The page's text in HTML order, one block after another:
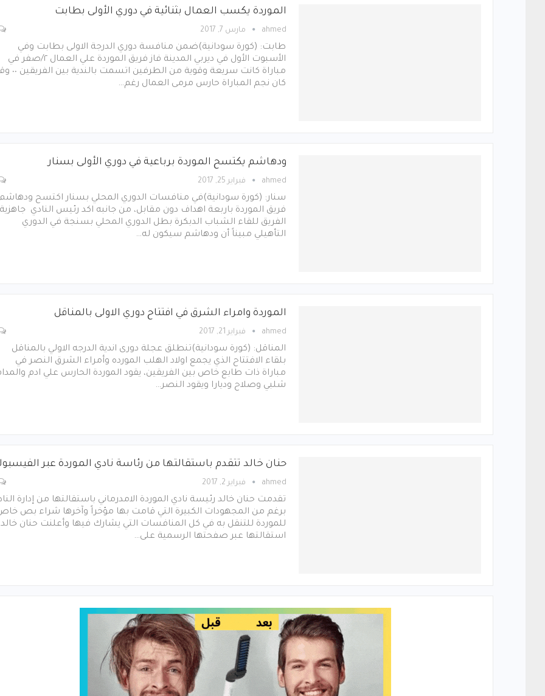
الموردة يكسب العمال بثنائية في دوري الأولى بطابت
ahmed مارس 7, 2017
طابت: (كورة سودانية)ضمن منافسة دوري الدرجة الاولى بطابت وفي
الأسبوت الأول في ديربي المدينة فاز فريق الموردة علي العمال ٢/صفر في
مباراة كانت سريعة وقوية من الطرفين
كان نجم المباراة حارس مرمى العمال رغم…
ودهاشم يكتسح الموردة برباعية في دوري الأولى بسنار
ahmed فبراير 25, 2017
سنار: (كورة سودانية)في منافسات الدوري المحلي بسنار اكتسح
فريق الموردة باربعة اهداف دون مقابل، من جانبه اكد رئيس النادي جاهزية
الفريق للقاء الشباب الدبكرة بطل الدوري المحلي بسنجة في الدوري
التأهيلي مبيناً أن ودهاشم سيكون له…
الموردة وامراء الشرق في افتتاح دوري الاولى بالمناقل
ahmed فبراير 21, 2017
المناقل: (كورة سودانية)تنطلق عجلة دورى اندية الدرجه الاولي بالمناقل
بلقاء الافتتاح الذي يجمع اولاد الهلب المورده وأمراء الشرق النصر في
مباراة ذات طابع خاص بين الفريقين، يقود الموردة الحارس علي ادم
شلبي وصلاح وديارا ويقود النصر…
حنان خالد تتقدم باستقالتها من رئاسة نادي الموردة عبر
ahmed فبراير 2, 2017
تقدمت حنان خالد رئيسة نادي الموردة الامدرماني باستقالتها من إدارة
برغم من المجهودات الكبيرة التي قامت بها مؤخراً وآخرها شراء بص
للموردة للتنقل به في كل المنافسات التي يشارك فيها وأعلنت حنان خالد
استقالتها عبر صفحتها الرسمية على…